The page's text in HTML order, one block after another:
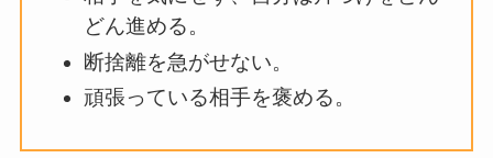
どん進める。
断捨離を急がせない。
頑張っている相手を褒める。